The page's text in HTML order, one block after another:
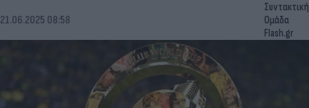
21.06.2025 08:58
Συντακτική
Ομάδα
Flash.gr